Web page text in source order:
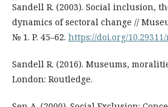
Sandell R. (2003). Social inclusion,
dynamics of sectoral change //
№ 1. P. 45–62. https://doi.org/10.29311/
Sandell R. (2016). Museums,
London: Routledge.